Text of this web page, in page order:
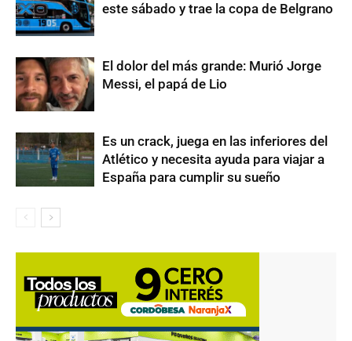
este sábado y trae la copa de Belgrano
El dolor del más grande: Murió Jorge
Messi, el papá de Lio
Es un crack, juega en las inferiores del
Atlético y necesita ayuda para viajar a
España para cumplir su sueño